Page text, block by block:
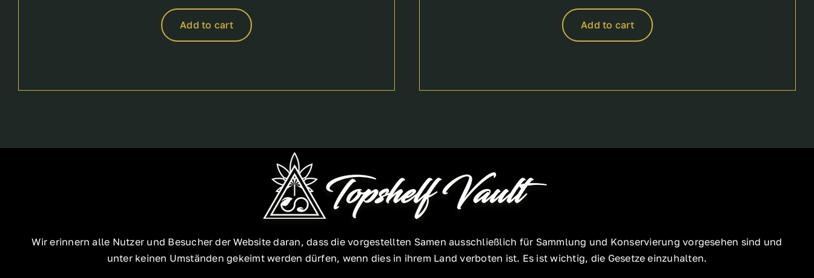
Add to cart Add to cart
Wir erinnern alle Nutzer und Besucher der Website daran, dass die vorgestellten Samen ausschließlich für Sammlung und Konservierung vorgesehen sind und
unter keinen Umständen gekeimt werden dürfen, wenn dies in ihrem Land verboten ist. Es ist wichtig, die Gesetze einzuhalten.